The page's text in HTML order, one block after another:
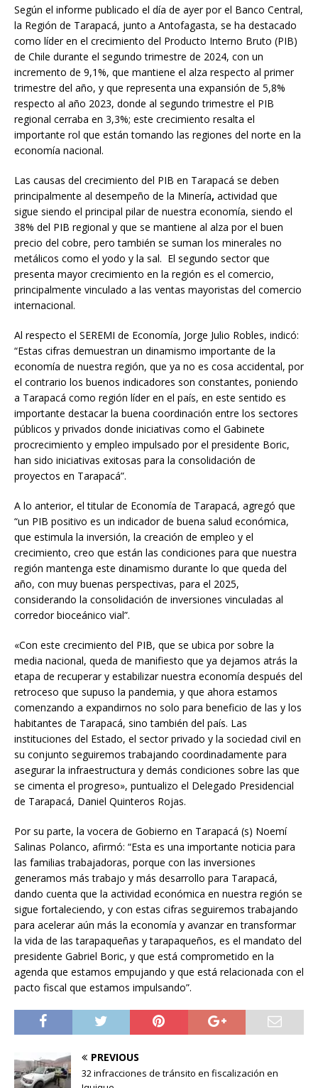
Según el informe publicado el día de ayer por el Banco Central,
la Región de Tarapacá, junto a Antofagasta, se ha destacado
como líder en el crecimiento del Producto Interno Bruto (PIB)
de Chile durante el segundo trimestre de 2024, con un
incremento de 9,1%, que mantiene el alza respecto al primer
trimestre del año, y que representa una expansión de 5,8%
respecto al año 2023, donde al segundo trimestre el PIB
regional cerraba en 3,3%; este crecimiento resalta el
importante rol que están tomando las regiones del norte en la
economía nacional.
Las causas del crecimiento del PIB en Tarapacá se deben
principalmente al desempeño de la Minería, actividad que
sigue siendo el principal pilar de nuestra economía, siendo el
38% del PIB regional y que se mantiene al alza por el buen
precio del cobre, pero también se suman los minerales no
metálicos como el yodo y la sal. El segundo sector que
presenta mayor crecimiento en la región es el comercio,
principalmente vinculado a las ventas mayoristas del comercio
internacional.
Al respecto el SEREMI de Economía, Jorge Julio Robles, indicó:
“Estas cifras demuestran un dinamismo importante de la
economía de nuestra región, que ya no es cosa accidental, por
el contrario los buenos indicadores son constantes, poniendo
a Tarapacá como región líder en el país, en este sentido es
importante destacar la buena coordinación entre los sectores
públicos y privados donde iniciativas como el Gabinete
procrecimiento y empleo impulsado por el presidente Boric,
han sido iniciativas exitosas para la consolidación de
proyectos en Tarapacá”.
A lo anterior, el titular de Economía de Tarapacá, agregó que
“un PIB positivo es un indicador de buena salud económica,
que estimula la inversión, la creación de empleo y el
crecimiento, creo que están las condiciones para que nuestra
región mantenga este dinamismo durante lo que queda del
año, con muy buenas perspectivas, para el 2025,
considerando la consolidación de inversiones vinculadas al
corredor bioceánico vial”.
«Con este crecimiento del PIB, que se ubica por sobre la
media nacional, queda de manifiesto que ya dejamos atrás la
etapa de recuperar y estabilizar nuestra economía después del
retroceso que supuso la pandemia, y que ahora estamos
comenzando a expandirnos no solo para beneficio de las y los
habitantes de Tarapacá, sino también del país. Las
instituciones del Estado, el sector privado y la sociedad civil en
su conjunto seguiremos trabajando coordinadamente para
asegurar la infraestructura y demás condiciones sobre las que
se cimenta el progreso», puntualizo el Delegado Presidencial
de Tarapacá, Daniel Quinteros Rojas.
Por su parte, la vocera de Gobierno en Tarapacá (s) Noemí
Salinas Polanco, afirmó: “Esta es una importante noticia para
las familias trabajadoras, porque con las inversiones
generamos más trabajo y más desarrollo para Tarapacá,
dando cuenta que la actividad económica en nuestra región se
sigue fortaleciendo, y con estas cifras seguiremos trabajando
para acelerar aún más la economía y avanzar en transformar
la vida de las tarapaqueñas y tarapaqueños, es el mandato del
presidente Gabriel Boric, y que está comprometido en la
agenda que estamos empujando y que está relacionada con el
pacto fiscal que estamos impulsando”.
PREVIOUS
32 infracciones de tránsito en fiscalización en